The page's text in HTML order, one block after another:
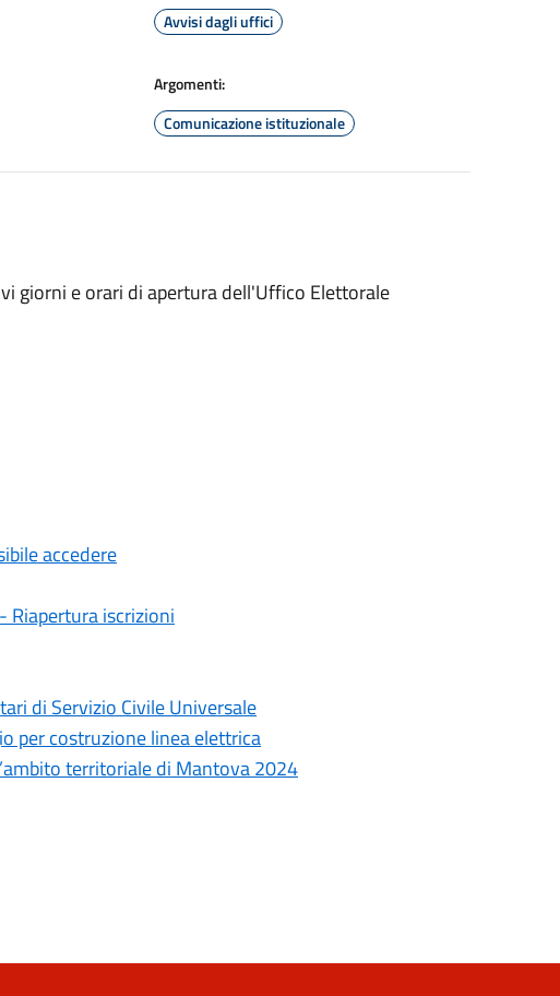
Avvisi dagli uffici
Argomenti:
Comunicazione istituzionale
giorni e orari di apertura dell'Uffico Elettorale
accedere
Riapertura iscrizioni
di Servizio Civile Universale
per costruzione linea elettrica
territoriale di Mantova 2024